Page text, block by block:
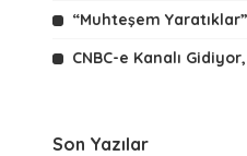
“Muhteşem Yaratıklar”
CNBC-e Kanalı
Son Yazılar